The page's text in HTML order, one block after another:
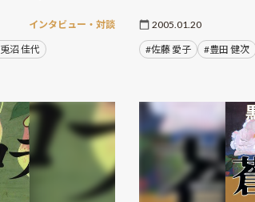
インタビュー・対談
沼 佳代
2005.01.20
#佐藤 愛子 #豊田 健次